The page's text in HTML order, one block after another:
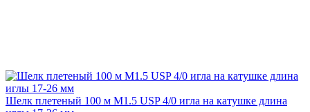
Шелк плетеный 100 м М1.5 USP 4/0 игла на катушке длина